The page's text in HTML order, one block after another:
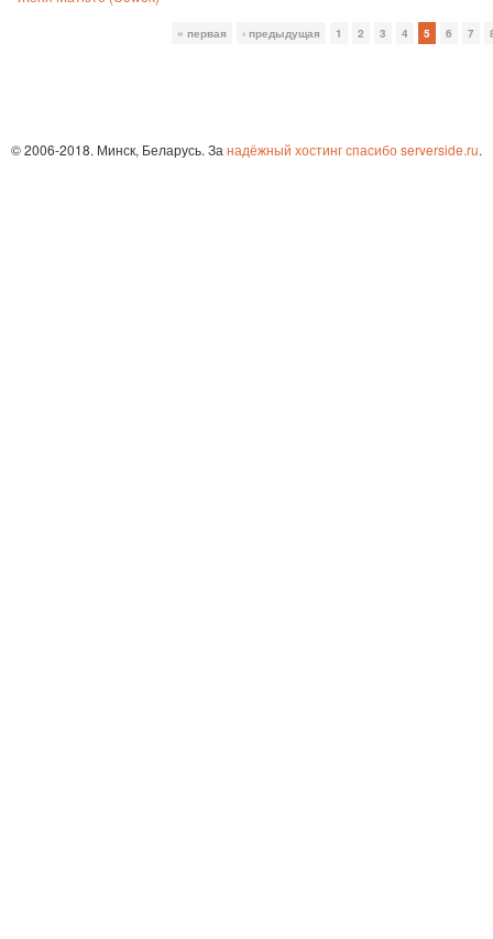
« первая ‹ предыдущая 1 2 3 4 5 6 7
© 2006-2018. Минск, Беларусь. За надёжный хостинг спасибо serverside.ru.